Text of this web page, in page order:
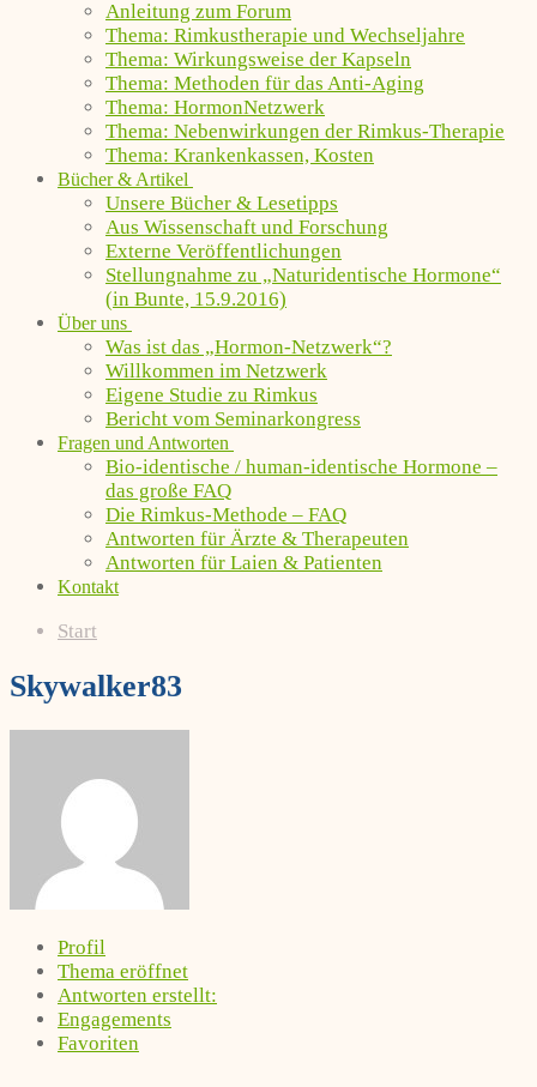
Anleitung zum Forum
Thema: Rimkustherapie und Wechseljahre
Thema: Wirkungsweise der Kapseln
Thema: Methoden für das Anti-Aging
Thema: HormonNetzwerk
Thema: Nebenwirkungen der Rimkus-Therapie
Thema: Krankenkassen, Kosten
Bücher & Artikel
Unsere Bücher & Lesetipps
Aus Wissenschaft und Forschung
Externe Veröffentlichungen
Stellungnahme zu „Naturidentische Hormone“
(in Bunte, 15.9.2016)
Über uns
Was ist das „Hormon-Netzwerk“?
Willkommen im Netzwerk
Eigene Studie zu Rimkus
Bericht vom Seminarkongress
Fragen und Antworten
Bio-identische / human-identische Hormone –
das große FAQ
Die Rimkus-Methode – FAQ
Antworten für Ärzte & Therapeuten
Antworten für Laien & Patienten
Kontakt
Start
Skywalker83
Profil
Thema eröffnet
Antworten erstellt:
Engagements
Favoriten